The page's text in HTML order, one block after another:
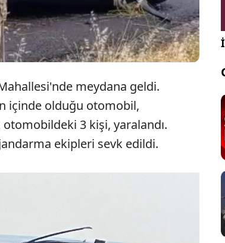
meydana geldi.
içinde olduğu otomobil,
3 kişi, yaralandı.
ekipleri sevk edildi.